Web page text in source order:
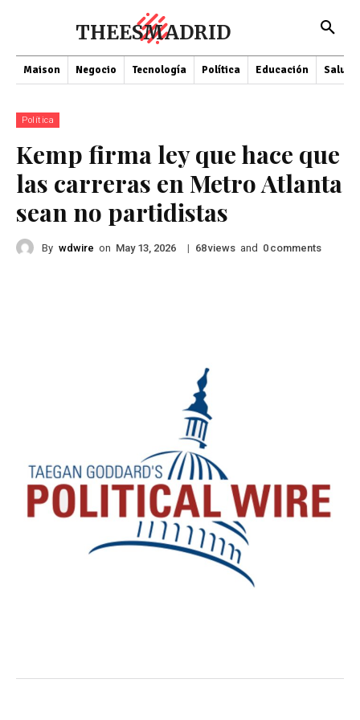
THEESMADRID
Maison Negocio Tecnología Política Educación Salud
Política
Kemp firma ley que hace que
las carreras en Metro Atlanta
sean no partidistas
By wdwire on May 13, 2026 | 68views and 0 comments